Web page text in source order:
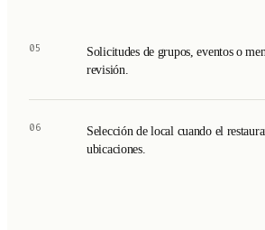
05
Solicitudes de grupos, eventos o
revisión.
06
Selección de local cuando el
ubicaciones.